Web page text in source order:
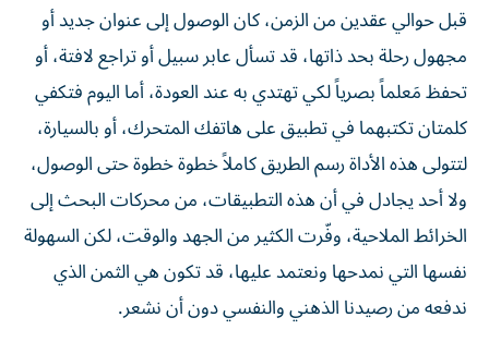
قبل حوالي عقدين من الزمن، كان الوصول إلى عنوان جديد أو
مجهول رحلة بحد ذاتها، قد تسأل عابر سبيل أو تراجع لافتة، أو
تحفظ مَعلماً بصرياً لكي تهتدي به عند العودة، أما اليوم فتكفي
كلمتان تكتبهما في تطبيق على هاتفك المتحرك، أو بالسيارة،
لتتولى هذه الأداة رسم الطريق كاملاً خطوة خطوة حتى الوصول،
ولا أحد يجادل في أن هذه التطبيقات، من محركات البحث إلى
الخرائط الملاحية، وفّرت الكثير من الجهد والوقت، لكن السهولة
نفسها التي نمدحها ونعتمد عليها، قد تكون هي الثمن الذي
ندفعه من رصيدنا الذهني والنفسي دون أن نشعر.